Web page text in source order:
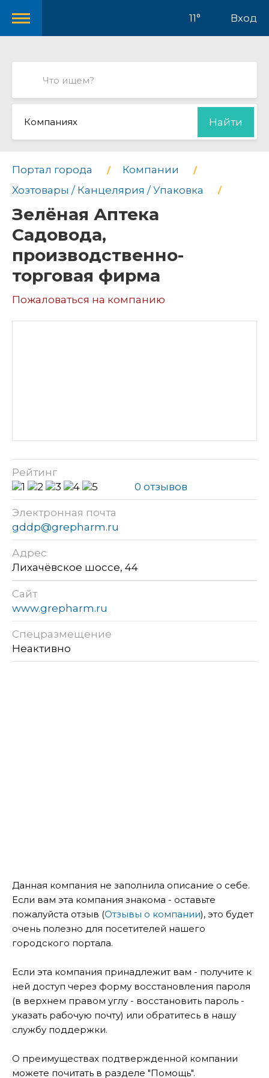
11° Вход
Компаниях Найти
Портал города
Компании
Хозтовары / Канцелярия / Упаковка
Зелёная Аптека
Садовода,
производственно-
торговая фирма
Пожаловаться на компанию
Рейтинг
0 отзывов
Электронная почта
gddp@grepharm.ru
Адрес
Лихачёвское шоссе, 44
Сайт
www.grepharm.ru
Спецразмещение
Неактивно
Данная компания не заполнила описание о себе.
Если вам эта компания знакома - оставьте
пожалуйста отзыв (Отзывы о компании), это будет
очень полезно для посетителей нашего
городского портала.
Если эта компания принадлежит вам - получите к
ней доступ через форму восстановления пароля
(в верхнем правом углу - восстановить пароль -
указать рабочую почту) или обратитесь в нашу
службу поддержки.
О преимуществах подтвержденной компании
можете почитать в разделе "Помощь".